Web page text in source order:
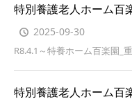
特別養護老人ホーム百
2025-09-30
R8.4.1～特養ホーム百楽園_
特別養護老人ホーム百